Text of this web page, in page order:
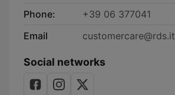
Phone:
+39 06 377041
Email
customercare@rds.it
Social networks